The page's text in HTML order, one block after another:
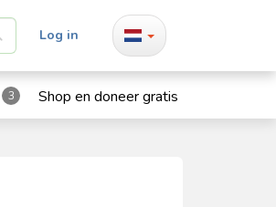
Log in
3 Shop en doneer gratis